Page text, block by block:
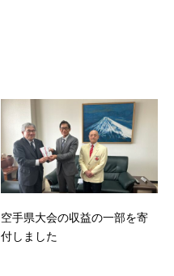
空手県大会の収益の一部を寄
付しました